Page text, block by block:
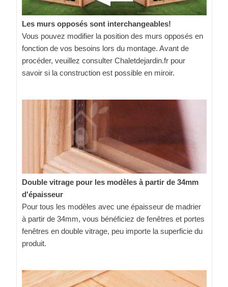
Les murs opposés sont interchangeables!
Vous pouvez modifier la position des murs opposés en
fonction de vos besoins lors du montage. Avant de
procéder, veuillez consulter Chaletdejardin.fr pour
savoir si la construction est possible en miroir.
Double vitrage pour les modèles à partir de 34mm
d'épaisseur
Pour tous les modèles avec une épaisseur de madrier
à partir de 34mm, vous bénéficiez de fenêtres et portes
fenêtres en double vitrage, peu importe la superficie du
produit.